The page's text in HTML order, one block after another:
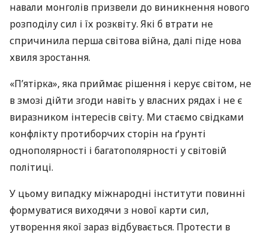
навали монголів призвели до виникнення нового
розподілу сил і їх розквіту. Які б втрати не
спричинила перша світова війна, далі піде нова
хвиля зростання.
«П’ятірка», яка приймає рішення і керує світом, не
в змозі дійти згоди навіть у власних рядах і не є
виразником інтересів світу. Ми стаємо свідками
конфлікту протиборчих сторін на ґрунті
однополярності і багатополярності у світовій
політиці.
У цьому випадку міжнародні інститути повинні
формуватися виходячи з нової карти сил,
утворення якої зараз відбувається. Протести в